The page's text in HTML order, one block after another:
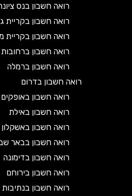
רואה חשבון בנס ציונה
רואה חשבון בקריית גת
רואה חשבון בקריית מלאכי
רואה חשבון ברחובות
רואה חשבון ברמלה
רואה חשבון בדרום
רואה חשבון באופקים
רואה חשבון באילת
רואה חשבון באשקלון
רואה חשבון בבאר שבע
רואה חשבון בדימונה
רואה חשבון בירוחם
רואה חשבון בנתיבות